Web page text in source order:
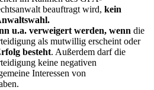
beauftragt wird, kein
u.a. verweigert werden, wenn die
als mutwillig erscheint oder
besteht. Außerdem darf die
keine negativen
Interessen von